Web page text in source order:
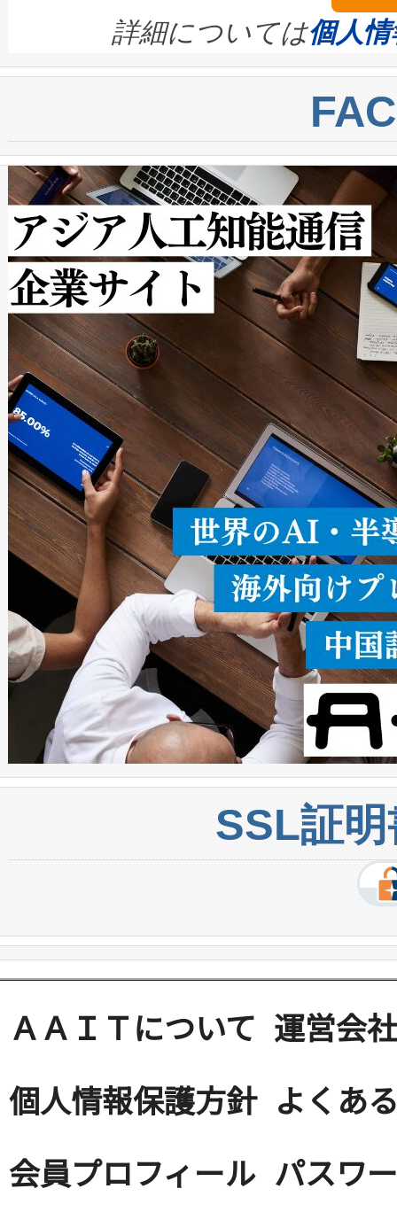
quality and reliability for AI
BESS stack to ensure battery
centers. Voltaiqは、ai&のAI
からシステム統合、試運転、
クルの各段階のデータを監視
[…]
す。ノーマルモードでは、
ートル先まで検出でき、これ
トに対して約600メートルに
では、反射率10％のターゲッ
で向上し、最大検知距離は
ットだけで最大1キロメート
ルの変電所周囲を監視でき、
作業と点群処理を簡素化でき
Avia 2は、2種類のFOVオプシ
× 80°のノーマルモード、長
ードを切り替えて使用するこ
ることなく、単一のデバイス
うにします。遠距離まで届く
密度なスキャ […]
詳細については個人
SSL証
ＡＡＩＴについて 運営会社
個人情報保護方針 よくあ
会員プロフィール パスワ